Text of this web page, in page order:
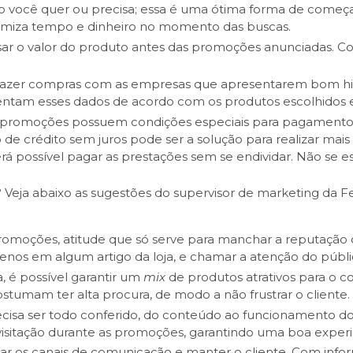
quer ou precisa; essa é uma ótima forma de
tempo e dinheiro no momento das buscas.
o valor do produto antes das promoções anunciadas.
compras com as empresas que apresentarem bom
esses dados de acordo com os produtos
possuem condições especiais para
crédito sem juros pode ser a solução para realizar
possível pagar as prestações sem se endividar. Não se
abaixo as sugestões do supervisor de marketing da
atitude que só serve para manchar a
em algum artigo da loja, e chamar a atenção do
é possível garantir um mix de produtos atrativos para o
ter alta procura, de modo a não frustrar o cliente.
ser todo conferido, do conteúdo ao funcionamento
durante as promoções, garantindo uma boa